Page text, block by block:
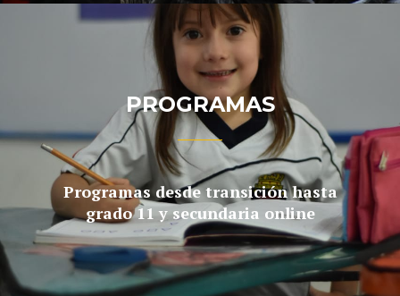
PROGRAMAS
Programas desde transición hasta
grado 11 y secundaria online